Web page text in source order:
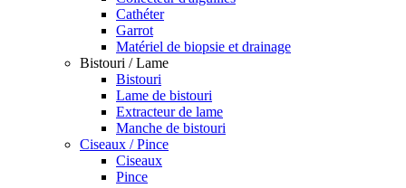
Cathéter
Garrot
Matériel de biopsie et drainage
Bistouri / Lame
Bistouri
Lame de bistouri
Extracteur de lame
Manche de bistouri
Ciseaux / Pince
Ciseaux
Pince